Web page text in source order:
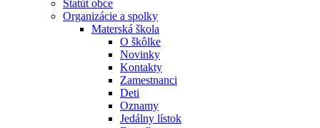
Štatút obce
Organizácie a spolky
Materská škola
O škôlke
Novinky
Kontakty
Zamestnanci
Deti
Oznamy
Jedálny lístok